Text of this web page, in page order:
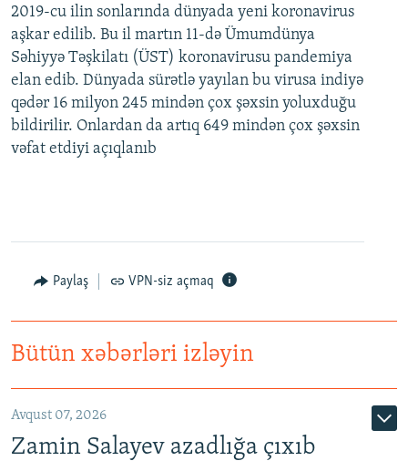
2019-cu ilin sonlarında dünyada yeni koronavirus
aşkar edilib. Bu il martın 11-də Ümumdünya
Səhiyyə Təşkilatı (ÜST) koronavirusu pandemiya
elan edib. Dünyada sürətlə yayılan bu virusa indiyə
qədər 16 milyon 245 mindən çox şəxsin yoluxduğu
bildirilir. Onlardan da artıq 649 mindən çox şəxsin
vəfat etdiyi açıqlanıb
Paylaş VPN-siz açmaq
Bütün xəbərləri izləyin
Avqust 07, 2026
Zamin Salayev azadlığa çıxıb